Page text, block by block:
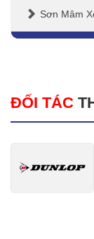
Sơn Mâm
ĐỐI TÁC